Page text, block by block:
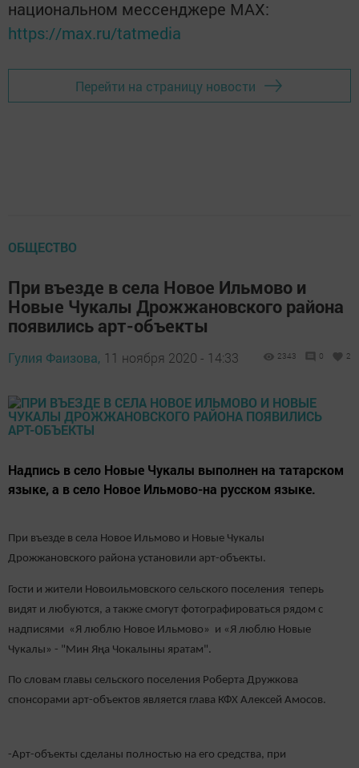
национальном мессенджере MАХ:
https://max.ru/tatmedia
Перейти на страницу новости
ОБЩЕСТВО
При въезде в села Новое Ильмово и
Новые Чукалы Дрожжановского района
появились арт-объекты
Гулия Фаизова, 11 ноября 2020 - 14:33 2343 0 2
Надпись в село Новые Чукалы выполнен на татарском
языке, а в село Новое Ильмово-на русском языке.
При въезде в села Новое Ильмово и Новые Чукалы
Дрожжановского района установили арт-объекты.
Гости и жители Новоильмовского сельского поселения теперь
видят и любуются, а также смогут фотографироваться рядом с
надписями «Я люблю Новое Ильмово» и «Я люблю Новые
Чукалы» - "Мин Яңа Чокалыны яратам".
По словам главы сельского поселения Роберта Дружкова
спонсорами арт-объектов является глава КФХ Алексей Амосов.
-Арт-объекты сделаны полностью на его средства, при